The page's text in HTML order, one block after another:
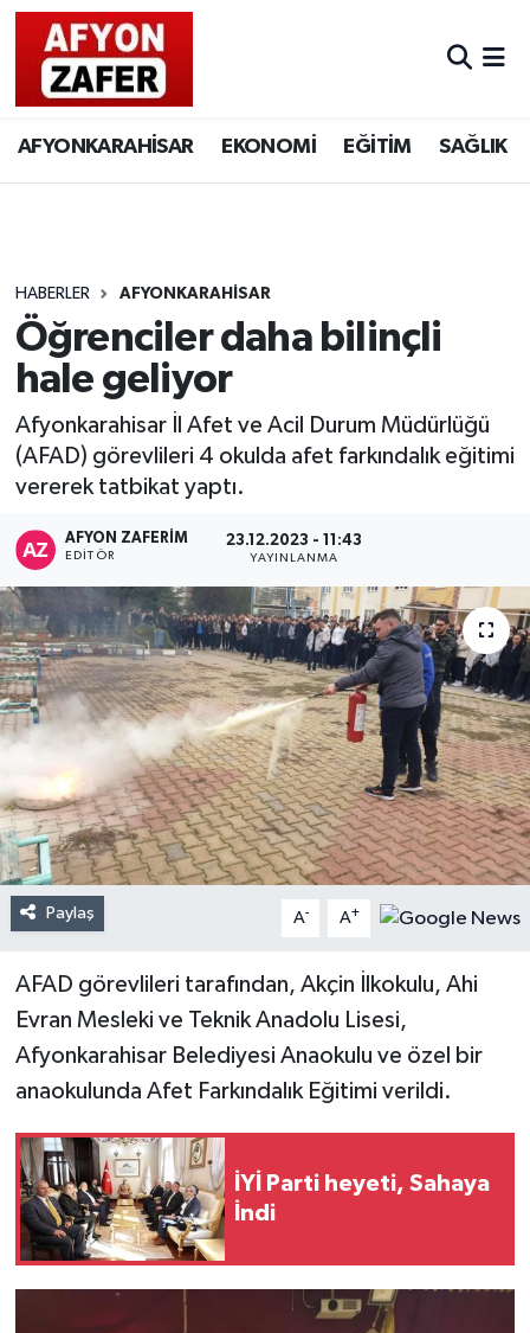
AFYONKARAHİSAR EKONOMİ EĞİTİM SAĞLIK
HABERLER AFYONKARAHİSAR
Öğrenciler daha bilinçli
hale geliyor
Afyonkarahisar İl Afet ve Acil Durum Müdürlüğü
(AFAD) görevlileri 4 okulda afet farkındalık eğitimi
vererek tatbikat yaptı.
AFYON ZAFERİM
EDITÖR
23.12.2023 - 11:43
YAYINLANMA
Paylaş A- A+
AFAD görevlileri tarafından, Akçin İlkokulu, Ahi
Evran Mesleki ve Teknik Anadolu Lisesi,
Afyonkarahisar Belediyesi Anaokulu ve özel bir
anaokulunda Afet Farkındalık Eğitimi verildi.
İYİ Parti heyeti, Sahaya
İndi